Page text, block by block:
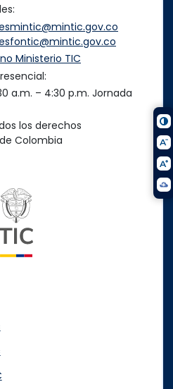
Ministerio TIC
a.m. – 4:30 p.m. Jornada
los derechos
Colombia